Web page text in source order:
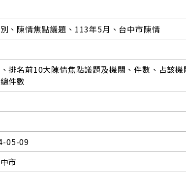
、陳情焦點議題、113年5月、台中市陳情
排名前10大陳情焦點議題及機關、件數、占該
件數
05-09
市